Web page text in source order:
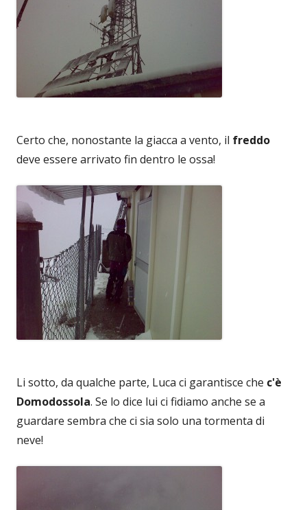
Certo che, nonostante la giacca a vento, il freddo
deve essere arrivato fin dentro le ossa!
Li sotto, da qualche parte, Luca ci garantisce che c'è
Domodossola. Se lo dice lui ci fidiamo anche se a
guardare sembra che ci sia solo una tormenta di
neve!